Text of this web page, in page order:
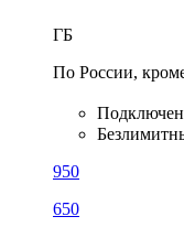
ГБ
По России,
950
650